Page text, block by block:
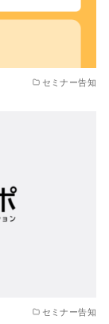
セミナー告知
セミナー告知